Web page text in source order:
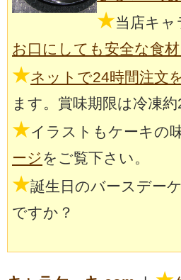
★当店キ
お口にしても安全な食
★ネットで24時間注文
ます。賞味期限は冷凍約
★イラストもケーキの
ージをご覧下さい。
★誕生日のバースデー
ですか？